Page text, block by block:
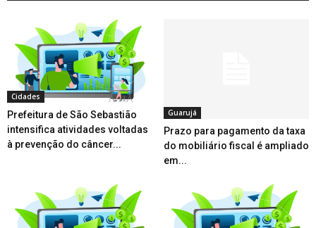
Cidades
Prefeitura de São Sebastião
intensifica atividades voltadas
à prevenção do câncer...
Guarujá
Prazo para pagamento da taxa
do mobiliário fiscal é ampliado
em...